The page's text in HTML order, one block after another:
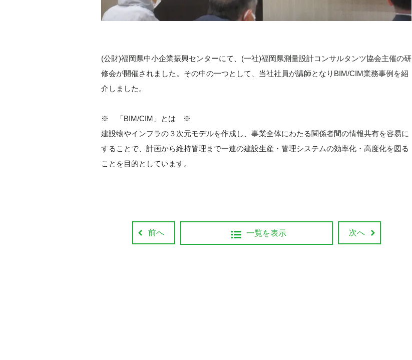
(公財)福岡県中小企業振興センターにて、(一社)福岡県測量設計コンサルタンツ協会主催の研
修会が開催されました。その中の一つとして、当社社員が講師となりBIM/CIM業務事例を紹
介しました。
※ 「BIM/CIM」とは ※
建設物やインフラの３次元モデルを作成し、事業全体にわたる関係者間の情報共有を容易に
することで、計画から維持管理まで一連の建設生産・管理システムの効率化・高度化を図る
ことを目的としています。
前へ 一覧を表示 次へ